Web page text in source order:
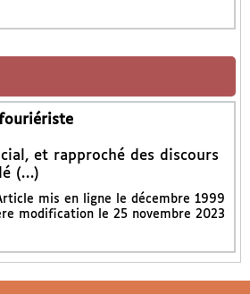
et rapproché des discours
(…)
mis en ligne le décembre 1999
modification le 25 novembre 2023